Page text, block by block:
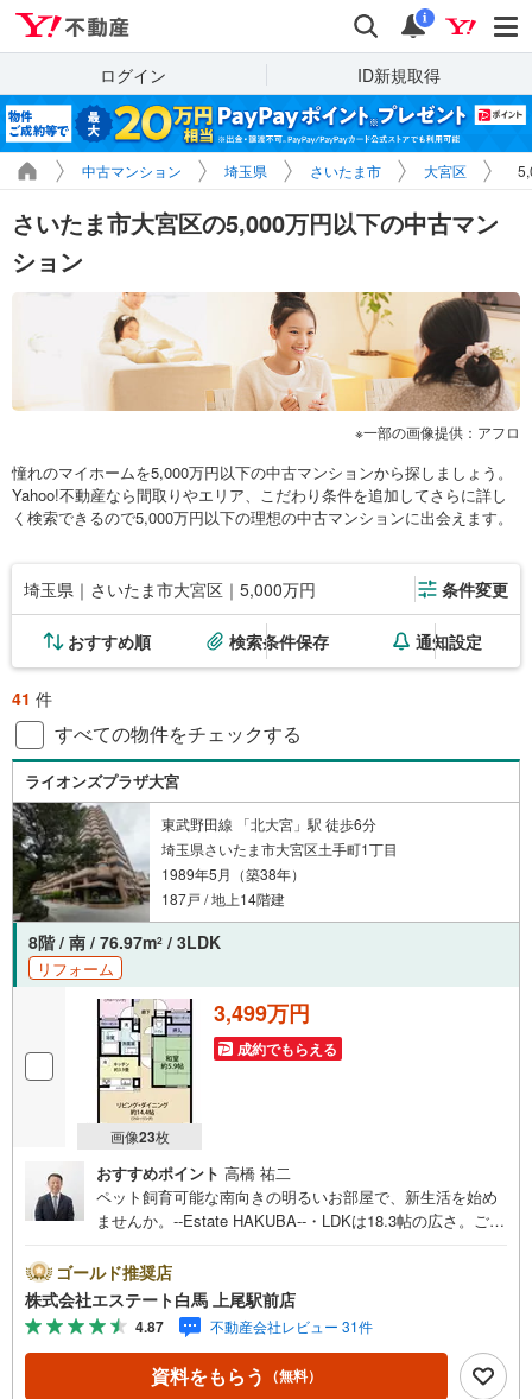
検索 通知
i
ログイン ID新規取得
中古マンション 埼玉県 さいたま市 大宮区
さいたま市大宮区の5,000万円以下の中古マン
ション
一部の画像提供：アフロ
憧れのマイホームを5,000万円以下の中古マンションから探しましょう。
Yahoo!不動産なら間取りやエリア、こだわり条件を追加してさらに詳し
く検索できるので5,000万円以下の理想の中古マンションに出会えます。
埼玉県｜さいたま市大宮区｜5,000万円 条件変更
おすすめ順 検索条件保存 通知設定
41 件
すべての物件をチェックする
ライオンズプラザ大宮
東武野田線 「北大宮」駅 徒歩6分
埼玉県さいたま市大宮区土手町1丁目
1989年5月（築38年）
187戸 / 地上14階建
8階 / 南 / 76.97m2 / 3LDK
リフォーム
画像23枚
3,499万円
成約でもらえる
おすすめポイント 高橋 祐二
ペット飼育可能な南向きの明るいお部屋で、新生活を始め
ませんか。--Estate HAKUBA--・LDKは18.3帖の広さ。ご家
ら予定しています。・大宮駅利用の利便性が特徴。通勤通
学の強い味方。・187戸のビッグコミュニティ。管理状態、
良好です。・【リフォーム内容（2015年4月完了）】・水
回り設備一式の交換や内装全面の施工等を実施。Public Rel
ations ----◇弊社は中古設備にも修理サービスを無料で付保
します。◇提携FPへの無料個別相談サービスが好評です。
ゴールド推奨店
株式会社エステート白馬 上尾駅前店
4.87 不動産会社レビュー 31件
資料をもらう （無料）